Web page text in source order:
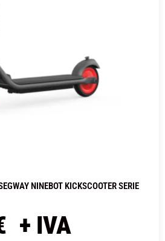
NINEBOT KICKSCOOTER SERIE
+ IVA